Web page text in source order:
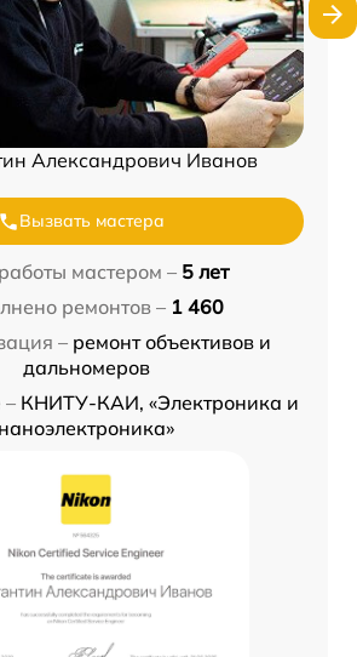
Александрович Иванов
Вызвать мастера
мастером – 5 лет
ремонтов – 1 460
– ремонт объективов и
дальномеров
– КНИТУ-КАИ, «Электроника и
наноэлектроника»